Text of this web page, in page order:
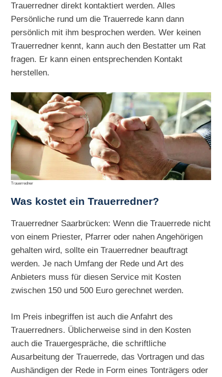
Trauerredner direkt kontaktiert werden. Alles
Persönliche rund um die Trauerrede kann dann
persönlich mit ihm besprochen werden. Wer keinen
Trauerredner kennt, kann auch den Bestatter um Rat
fragen. Er kann einen entsprechenden Kontakt
herstellen.
Trauerredner
Was kostet ein Trauerredner?
Trauerredner Saarbrücken: Wenn die Trauerrede nicht
von einem Priester, Pfarrer oder nahen Angehörigen
gehalten wird, sollte ein Trauerredner beauftragt
werden. Je nach Umfang der Rede und Art des
Anbieters muss für diesen Service mit Kosten
zwischen 150 und 500 Euro gerechnet werden.
Im Preis inbegriffen ist auch die Anfahrt des
Trauerredners. Üblicherweise sind in den Kosten
auch die Trauergespräche, die schriftliche
Ausarbeitung der Trauerrede, das Vortragen und das
Aushändigen der Rede in Form eines Tonträgers oder